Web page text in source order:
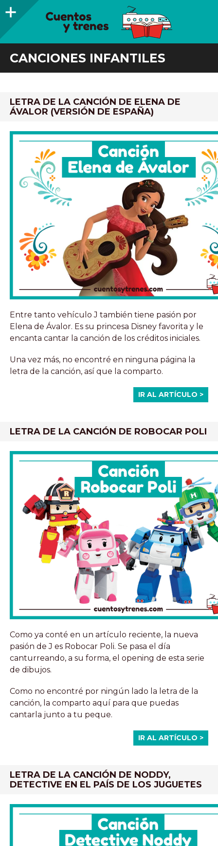
Barra
CANCIONES INFANTILES
LETRA DE LA CANCIÓN DE ELENA DE
ÁVALOR (VERSIÓN DE ESPAÑA)
Entre tanto vehículo J también tiene pasión por
Elena de Ávalor. Es su princesa Disney favorita y le
encanta cantar la canción de los créditos iniciales.
Una vez más, no encontré en ninguna página la
letra de la canción, así que la comparto.
IR AL ARTÍCULO >
LETRA DE LA CANCIÓN DE ROBOCAR POLI
Como ya conté en un artículo reciente, la nueva
pasión de J es Robocar Poli. Se pasa el día
canturreando, a su forma, el opening de esta serie
de dibujos.
Como no encontré por ningún lado la letra de la
canción, la comparto aquí para que puedas
cantarla junto a tu peque.
IR AL ARTÍCULO >
LETRA DE LA CANCIÓN DE NODDY,
DETECTIVE EN EL PAÍS DE LOS JUGUETES